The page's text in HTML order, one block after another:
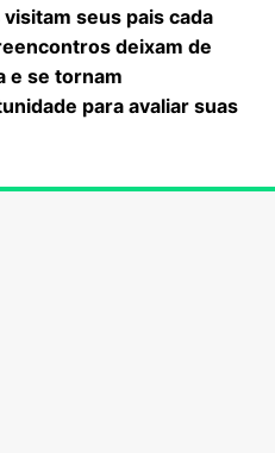
seus pais cada
deixam de
e se tornam
para avaliar suas